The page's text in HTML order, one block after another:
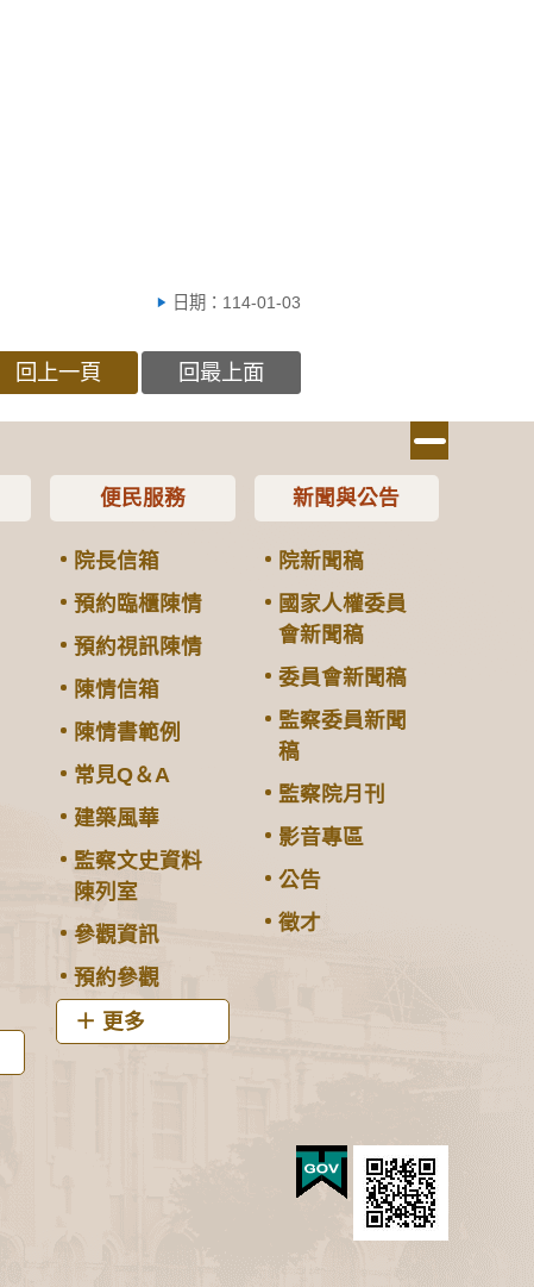
日期：114-01-03
回上一頁 回最上面
便民服務
院長信箱
預約臨櫃陳情
預約視訊陳情
陳情信箱
陳情書範例
常見Q＆A
建築風華
監察文史資料
陳列室
參觀資訊
預約參觀
更多
新聞與公告
院新聞稿
國家人權委員
會新聞稿
委員會新聞稿
監察委員新聞
稿
監察院月刊
影音專區
公告
徵才